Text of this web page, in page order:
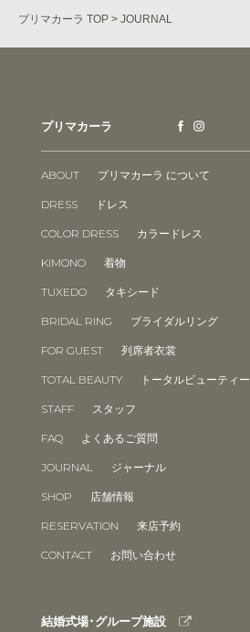
プリマカーラ TOP > JOURNAL
プリマカーラ
ABOUT プリマカーラ について
DRESS ドレス
COLOR DRESS カラードレス
KIMONO 着物
TUXEDO タキシード
BRIDAL RING ブライダルリング
FOR GUEST 列席者衣裳
TOTAL BEAUTY トータルビューティー
STAFF スタッフ
FAQ よくあるご質問
JOURNAL ジャーナル
SHOP 店舗情報
RESERVATION 来店予約
CONTACT お問い合わせ
結婚式場･グループ施設